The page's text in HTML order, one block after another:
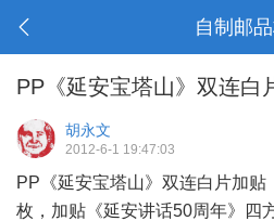
自制邮
PP《延安宝塔山》双连白
胡永文
2012-6-1 19:47:03
PP《延安宝塔山》双连白片加贴
枚，加贴《延安讲话50周年》四